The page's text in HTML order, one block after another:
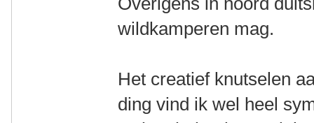
wildkamperen mag.
Het creatief knutselen
ding vind ik wel heel